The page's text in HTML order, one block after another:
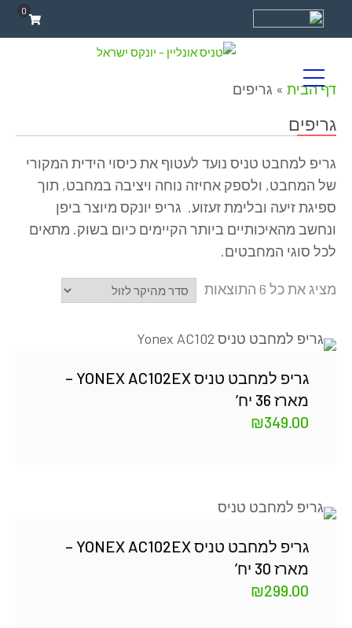
0
דף הבית » גריפים
גריפים
גריפ למחבט טניס נועד לעטוף את כיסוי הידית המקורי
של המחבט, ולספק אחיזה נוחה ויציבה במחבט, תוך
ספיגת זיעה ובלימת זעזוע. גריפ יונקס מיוצר ביפן
ונחשב מהאיכותיים ביותר הקיימים כיום בשוק. מתאים
לכל סוגי המחבטים.
מציג את כל 6 התוצאות
גריפ למחבט טניס YONEX AC102EX –
מארז 36 יח’
₪349.00
גריפ למחבט טניס YONEX AC102EX –
מארז 30 יח’
₪299.00